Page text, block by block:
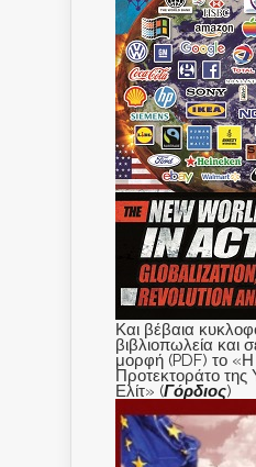
Και βέβαια
βιβλιοπωλεία και
μορφή (PDF) το
Προτεκτοράτο της
Ελίτ» (Γόρδιος)